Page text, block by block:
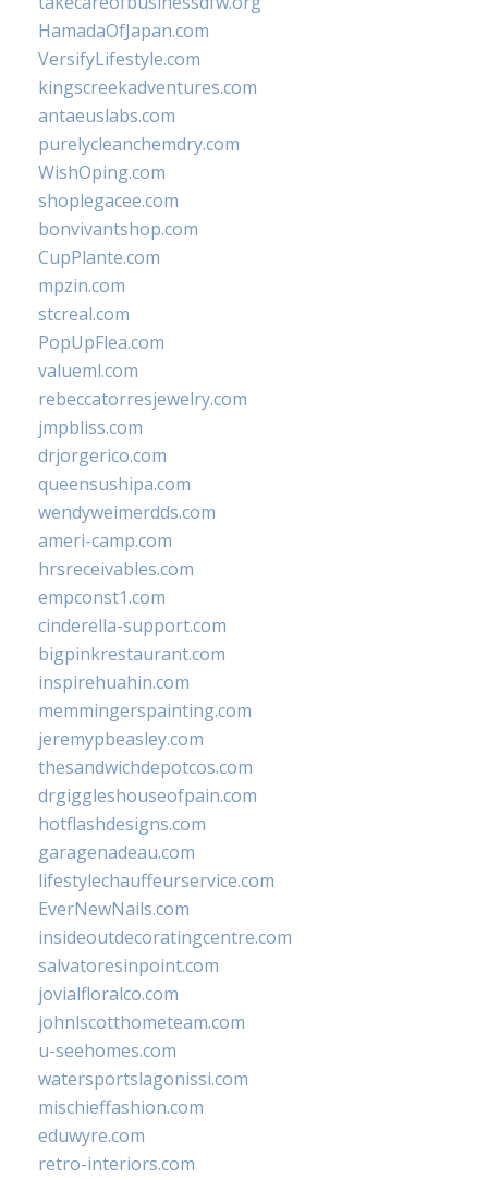
HamadaOfJapan.com
VersifyLifestyle.com
kingscreekadventures.com
antaeuslabs.com
purelycleanchemdry.com
WishOping.com
shoplegacee.com
bonvivantshop.com
CupPlante.com
mpzin.com
stcreal.com
PopUpFlea.com
valueml.com
rebeccatorresjewelry.com
jmpbliss.com
drjorgerico.com
queensushipa.com
wendyweimerdds.com
ameri-camp.com
hrsreceivables.com
empconst1.com
cinderella-support.com
bigpinkrestaurant.com
inspirehuahin.com
memmingerspainting.com
jeremypbeasley.com
thesandwichdepotcos.com
drgiggleshouseofpain.com
hotflashdesigns.com
garagenadeau.com
lifestylechauffeurservice.com
EverNewNails.com
insideoutdecoratingcentre.com
salvatoresinpoint.com
jovialfloralco.com
johnlscotthometeam.com
u-seehomes.com
watersportslagonissi.com
mischieffashion.com
eduwyre.com
retro-interiors.com